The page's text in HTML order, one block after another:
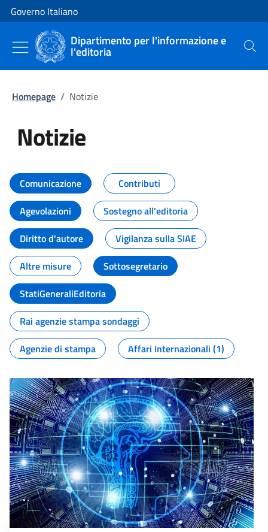
Vai al contenuto
Vai alla navigazione del sito
Governo Italiano
Dipartimento per l'informazione e
l'editoria Cerca
Homepage / Notizie
Notizie
Tutti i contenuti della pagina
Comunicazione
Contributi
Agevolazioni
Sostegno all'editoria
Diritto d'autore
Vigilanza sulla SIAE
Altre misure
Sottosegretario
StatiGeneraliEditoria
Rai agenzie stampa sondaggi
Agenzie di stampa
Affari Internazionali (1)